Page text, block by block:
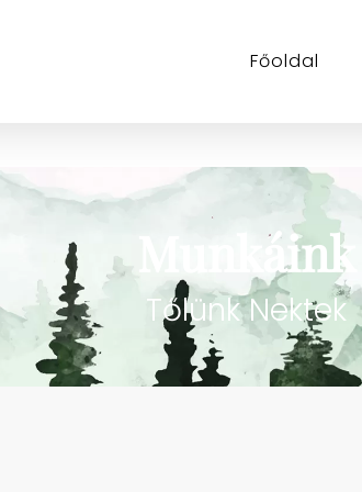
Főoldal
Munkáink
Tőlünk Nektek